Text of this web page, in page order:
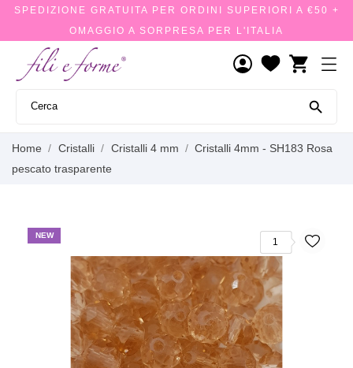
SPEDIZIONE GRATUITA PER ORDINI SUPERIORI A €50 +
OMAGGIO A SORPRESA PER L'ITALIA
shopping_cart

Home Cristalli Cristalli 4 mm
Cristalli 4mm - SH183 Rosa
pescato trasparente
NEW
1